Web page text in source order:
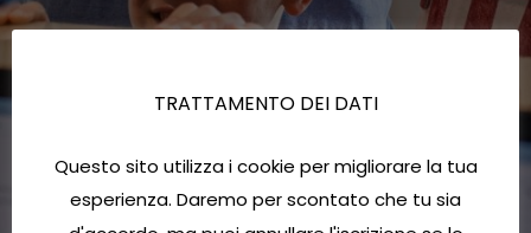
TRATTAMENTO DEI DATI
Questo sito utilizza i cookie per migliorare la tua
esperienza. Daremo per scontato che tu sia